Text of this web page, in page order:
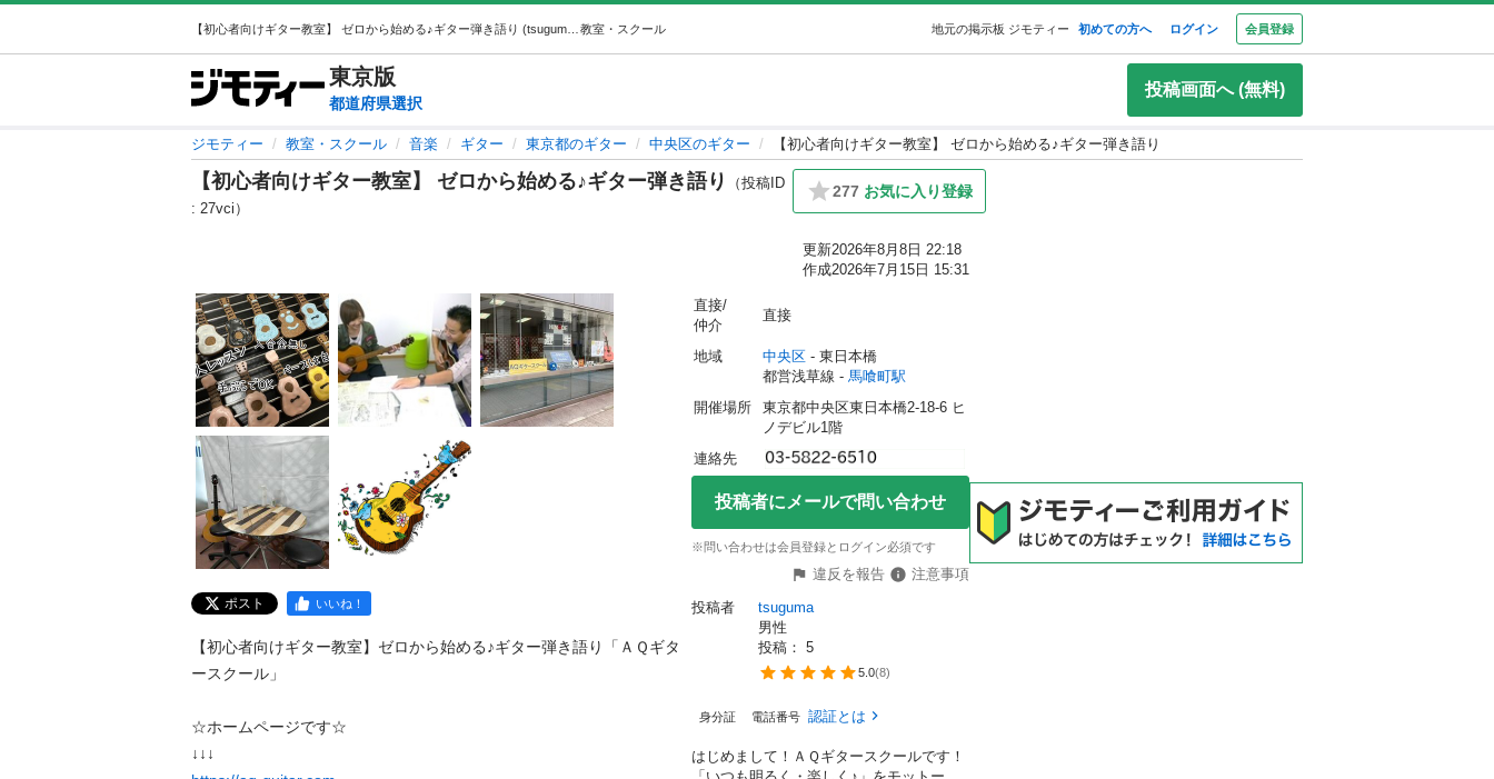
教室・スクール 地元の掲示板 ジモティー 初めての方へ ログイン 会員登録
東京版
都道府県選択
投稿画面へ (無料)
ジモティー 教室・スクール 音楽 ギター 東京都のギター 中央区のギター 【初心者向けギター教室】 ゼロから始める♪ギター弾き語り
【初心者向けギター教室】 ゼロから始める♪ギター弾き語り
（投稿ID
: 27vci）
277 お気に入り登録
更新2026年8月8日 22:18
作成2026年7月15日 15:31
ポスト いいね！
【初心者向けギター教室】ゼロから始める♪ギター弾き語り「ＡＱギタ
ースクール」
☆ホームページです☆
直接/
仲介
直接
地域 中央区 - 東日本橋
都営浅草線 - 馬喰町駅
開催場所
東京都中央区東日本橋2-18-6 ヒ
ノデビル1階
連絡先
投稿者にメールで問い合わせ
※問い合わせは会員登録とログイン必須です
違反を報告
注意事項
投稿者
tsuguma
男性
投稿： 5
5.0(8)
身分証 電話番号 認証とは
はじめまして！ＡＱギタースクールです！